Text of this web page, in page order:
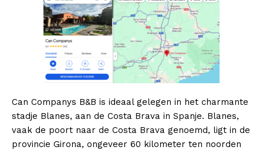
Can Companys B&B is ideaal gelegen in het charmante
stadje Blanes, aan de Costa Brava in Spanje. Blanes,
vaak de poort naar de Costa Brava genoemd, ligt in de
provincie Girona, ongeveer 60 kilometer ten noorden